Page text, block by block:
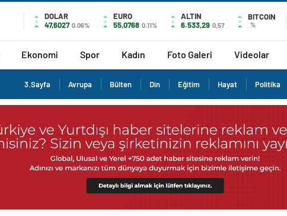
DOLAR
47,6027 0.06%
EURO
55,0768 0.11%
ALTIN
6.533,29 0,57
BITCOIN
%
Ekonomi Spor Kadın Foto Galeri Videolar
3.Sayfa Avrupa Bülten Din Eğitim Hayat Politika